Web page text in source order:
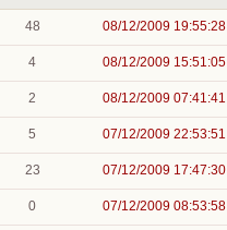
48 08/12/2009 19:55:28
4 08/12/2009 15:51:05
2 08/12/2009 07:41:41
5 07/12/2009 22:53:51
23 07/12/2009 17:47:30
0 07/12/2009 08:53:58